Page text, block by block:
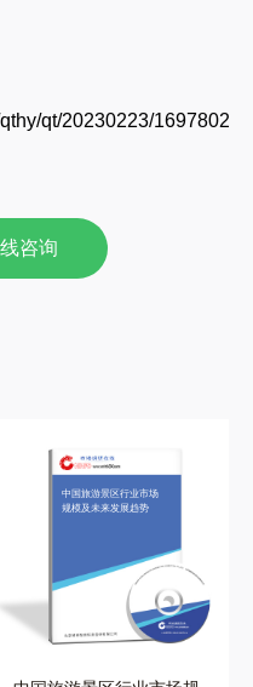
qt/20230223/
咨询
中国旅游景区行业市场
规模及未来发展趋势